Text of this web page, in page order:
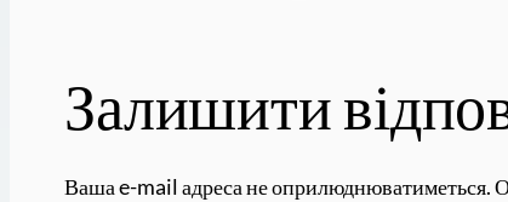
Залишити
Ваша e-mail адреса не оприлюднюватиметься.